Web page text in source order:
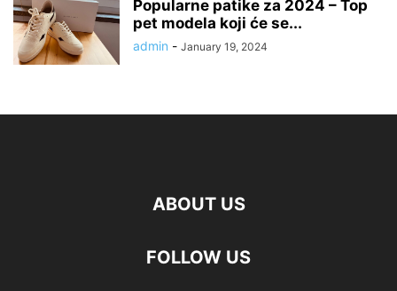
Popularne patike za 2024 – Top
pet modela koji će se...
admin - January 19, 2024
ABOUT US
FOLLOW US